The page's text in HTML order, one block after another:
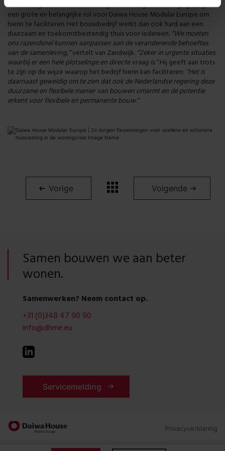
In de huidige markt waarin woningbouw een grote uitdaging is, ligt er
een grote en belangrijke rol voor Daiwa House Modular Europe om
hierin te faciliteren. Het bouwbedrijf werkt dan ook hard aan een
duurzaam en toekomstbestendig thuis voor iedereen.“We moeten
ons razendsnel kunnen aanpassen aan de veranderende behoeftes
van de samenleving,”vertelt van Zandwijk.“Zeker in urgente situaties
waarbij er een hele plotselinge en directe vraag is.”Hij geeft aan trots
te zijn op de wijze waarop het bedrijf hierin kan faciliteren: “Het is
daarnaast geweldig om te zien dat ook de Nederlandse regering deze
duurzame en flexibele manier van bouwen omarmt en de potentie
erkent voor flexibele en permanente bouw.”
Vorige Volgende
Samen bouwen we aan beter
wonen.
Samenwerken? Neem contact op.
+31 (0)348 47 90 90
info@dhme.eu
Servicemelding
Privacyverklaring